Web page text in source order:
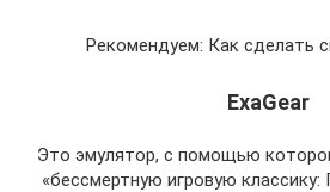
Рекомендуем: Как сделать
ExaGear
Это эмулятор, с помощью
«бессмертную игровую классику: